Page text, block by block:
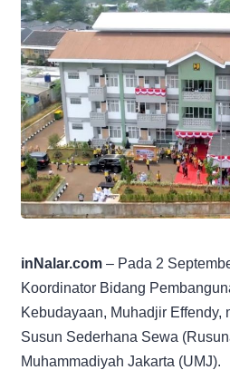
inNalar.com – Pada 2
Koordinator Bidang
Kebudayaan, Muhadjir Effendy,
Susun Sederhana Sewa
Muhammadiyah Jakarta (UMJ).